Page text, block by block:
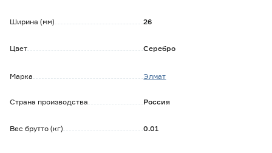
Ширина (мм) 26
Цвет Серебро
Марка Элмат
Страна производства Россия
Вес брутто (кг) 0.01